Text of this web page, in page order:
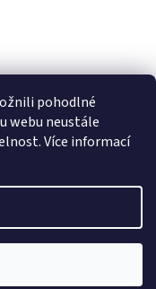
pohodlné
webu neustále
Více informací
a prádlo pro